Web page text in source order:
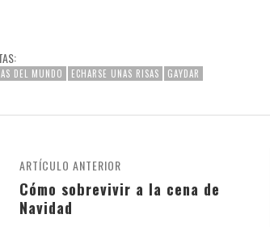
DEL MUNDO ECHARSE UNAS RISAS GAYDAR
ARTÍCULO ANTERIOR
Cómo sobrevivir a la cena de
Navidad